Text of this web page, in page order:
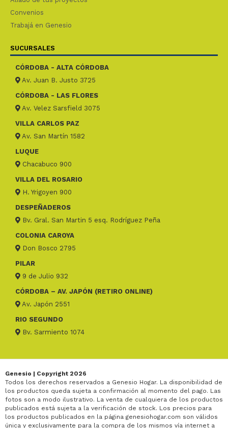
Convenios
Trabajá en Genesio
SUCURSALES
CÓRDOBA - ALTA CÓRDOBA
Av. Juan B. Justo 3725
CÓRDOBA - LAS FLORES
Av. Velez Sarsfield 3075
VILLA CARLOS PAZ
Av. San Martín 1582
LUQUE
Chacabuco 900
VILLA DEL ROSARIO
H. Yrigoyen 900
DESPEÑADEROS
Bv. Gral. San Martin 5 esq. Rodríguez Peña
COLONIA CAROYA
Don Bosco 2795
PILAR
9 de Julio 932
CÓRDOBA – AV. JAPÓN (RETIRO ONLINE)
Av. Japón 2551
RIO SEGUNDO
Bv. Sarmiento 1074
Genesio | Copyright 2026
Todos los derechos reservados a Genesio Hogar. La disponibilidad de
los productos queda sujeta a confirmación al momento del pago. Las
fotos son a modo ilustrativo. La venta de cualquiera de los productos
publicados está sujeta a la verificación de stock. Los precios para
los productos publicados en la página genesiohogar.com son válidos
única y exclusivamente para la compra de los mismos vía internet a